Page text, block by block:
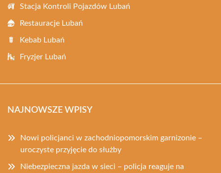
Stacja Kontroli Pojazdów Lubań
Restauracje Lubań
Kebab Lubań
Fryzjer Lubań
NAJNOWSZE WPISY
Nowi policjanci w zachodniopomorskim garnizonie –
uroczyste przyjęcie do służby
Niebezpieczna jazda w sieci – policja reaguje na